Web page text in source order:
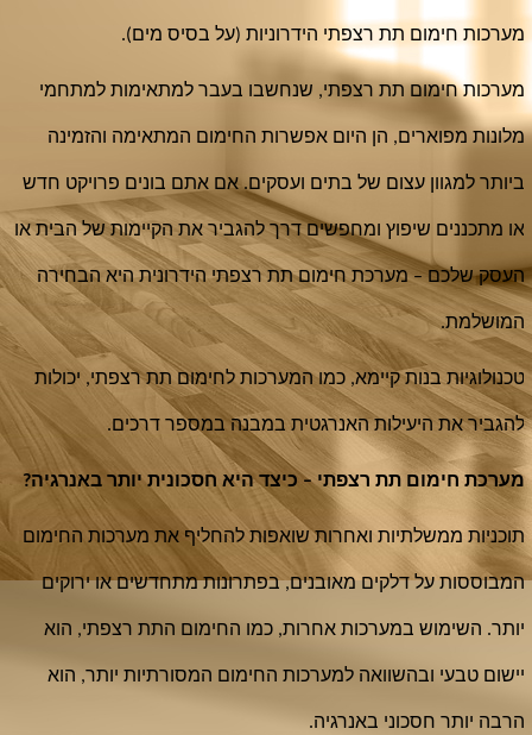
מערכות חימום תת רצפתי הידרוניות (על בסיס מים).
מערכות חימום תת רצפתי, שנחשבו בעבר למתאימות למתחמי
מלונות מפוארים, הן היום אפשרות החימום המתאימה והזמינה
ביותר למגוון עצום של בתים ועסקים. אם אתם בונים פרויקט חדש
או מתכננים שיפוץ ומחפשים דרך להגביר את הקיימות של הבית או
העסק שלכם – מערכת חימום תת רצפתי הידרונית היא הבחירה
המושלמת.
טכנולוגיות בנות קיימא, כמו המערכות לחימום תת רצפתי, יכולות
להגביר את היעילות האנרגטית במבנה במספר דרכים.
מערכת חימום תת רצפתי – כיצד היא חסכונית יותר באנרגיה?
תוכניות ממשלתיות ואחרות שואפות להחליף את מערכות החימום
המבוססות על דלקים מאובנים, בפתרונות מתחדשים או ירוקים
יותר. השימוש במערכות אחרות, כמו החימום התת רצפתי, הוא
יישום טבעי ובהשוואה למערכות החימום המסורתיות יותר, הוא
הרבה יותר חסכוני באנרגיה.